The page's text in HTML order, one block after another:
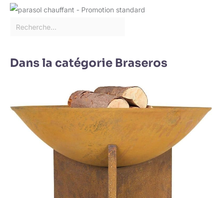
Dans la catégorie Braseros